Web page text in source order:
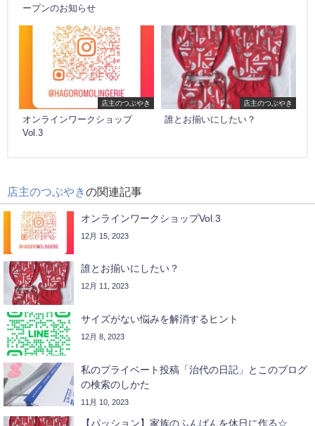
ープンのお知らせ
店主のつぶやき
オンラインワークショップ
Vol.3
店主のつぶやき
誰とお揃いにしたい？
店主のつぶやきの関連記事
オンラインワークショップVol.3
12月 15, 2023
誰とお揃いにしたい？
12月 11, 2023
サイズがない悩みを解消するヒント
12月 8, 2023
私のプライベート投稿「治代の日記」とこのブログ
の検索のしかた
11月 10, 2023
【パッション】家族のふんぱんを休日に作る☆